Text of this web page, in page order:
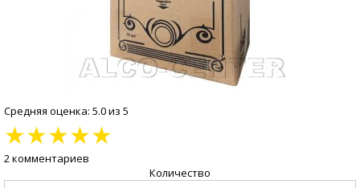
Средняя оценка: 5.0 из 5
★★★★★
2 комментариев
Количество